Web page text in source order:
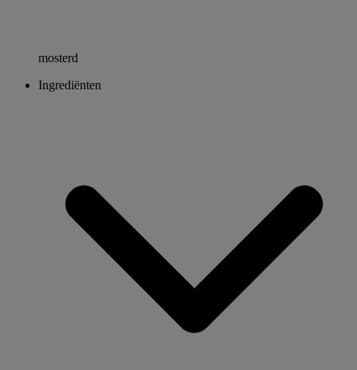
mosterd
Ingrediënten